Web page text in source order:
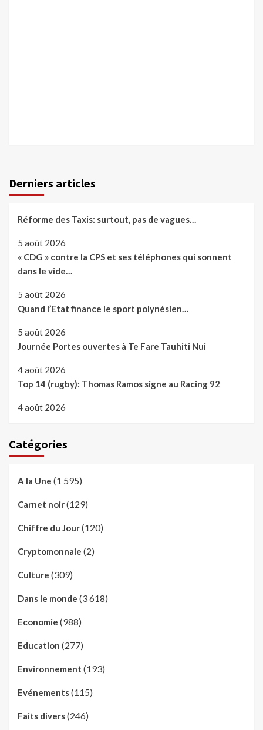
Derniers articles
Réforme des Taxis: surtout, pas de vagues…
5 août 2026
« CDG » contre la CPS et ses téléphones qui sonnent
dans le vide…
5 août 2026
Quand l’Etat finance le sport polynésien…
5 août 2026
Journée Portes ouvertes à Te Fare Tauhiti Nui
4 août 2026
Top 14 (rugby): Thomas Ramos signe au Racing 92
4 août 2026
Catégories
A la Une (1 595)
Carnet noir(129)
Chiffre du Jour(120)
Cryptomonnaie (2)
Culture (309)
Dans le monde (3 618)
Economie (988)
Education (277)
Environnement (193)
Evénements(115)
Faits divers(246)